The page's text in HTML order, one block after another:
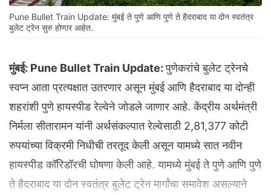
Pune Bullet Train Update: मुंबई ते पुणे आणि पुणे ते हैदराबाद या दोन स्वतंत्र
बुलेट ट्रेन सुरु होणार आहेत.
मुंबई: Pune Bullet Train Update:पुणेकरांचे बुलेट ट्रेनचे
स्वप्न आता प्रत्यक्षात उतरणार असून मुंबई आणि हैदराबाद या दोन्ही
शहरांशी पुणे हायस्पीड रेल्वेने जोडले जाणार आहे. केंद्रीय अर्थमंत्री
निर्मला सीतारामन यांनी अर्थसंकल्पात रेल्वेसाठी 2,81,377 कोटी
रुपयांच्या विक्रमी निधीची तरतूद केली असून यामध्ये सात नवीन
हायस्पीड कॉरिडॉरची घोषणा केली आहे. यामध्ये मुंबई ते पुणे आणि पुणे
ते हैदराबाद या दोन स्वतंत्र बुलेट ट्रेन मार्गांचा समावेश असल्याने